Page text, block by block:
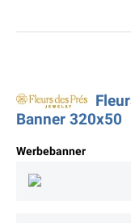
Banner 320x50
Werbebanner